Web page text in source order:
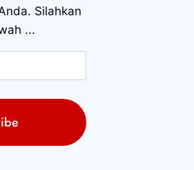
Silahkan
...